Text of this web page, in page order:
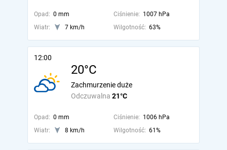
Opad: 0 mm Ciśnienie: 1007 hPa
Wiatr:
7 km/h Wilgotność: 63%
12:00
20°C
Odczuwalna 21°C
Zachmurzenie duże
Opad: 0 mm Ciśnienie: 1006 hPa
Wiatr:
8 km/h Wilgotność: 61%